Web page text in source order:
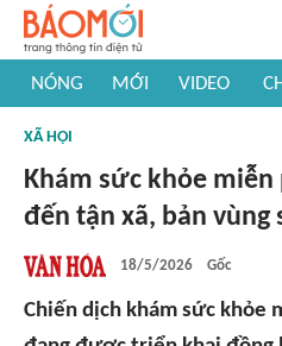
NÓNG MỚI VIDEO
#Khám phá thế giới
XÃ HỘI
Khám sức khỏe
đến tận xã, bản vùng
18/5/2026 Gốc
Chiến dịch khám sức khỏe